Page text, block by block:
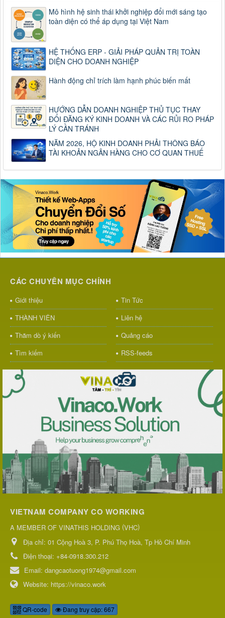
Mô hình hệ sinh thái khởi nghiệp đổi mới sáng tạo
toàn diện có thể áp dụng tại Việt Nam
HỆ THỐNG ERP - GIẢI PHÁP QUẢN TRỊ TOÀN
DIỆN CHO DOANH NGHIỆP
Hành động chỉ trích làm hạnh phúc biến mất
HƯỚNG DẪN DOANH NGHIỆP THỦ TỤC THAY
ĐỔI ĐĂNG KÝ KINH DOANH VÀ CÁC RỦI RO PHÁP
LÝ CẦN TRÁNH
NĂM 2026, HỘ KINH DOANH PHẢI THÔNG BÁO
TÀI KHOẢN NGÂN HÀNG CHO CƠ QUAN THUẾ
CÁC CHUYÊN MỤC CHÍNH
Giới thiệu
Tin Tức
THÀNH VIÊN
Liên hệ
Thăm dò ý kiến
Quảng cáo
Tìm kiếm
RSS-feeds
VIETNAM COMPANY CO WORKING
A MEMBER OF VINATHIS HOLDING (VHC)
Địa chỉ: 01 Cộng Hoà 3, P. Phú Thọ Hoà, Tp Hồ Chí Minh
Điện thoại: +84-0918.300.212
Email: dangcaotuong1974@gmail.com
Website: https://vinaco.work
QR-code Đang truy cập: 667